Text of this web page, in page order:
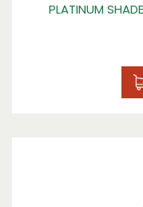
PLATINUM